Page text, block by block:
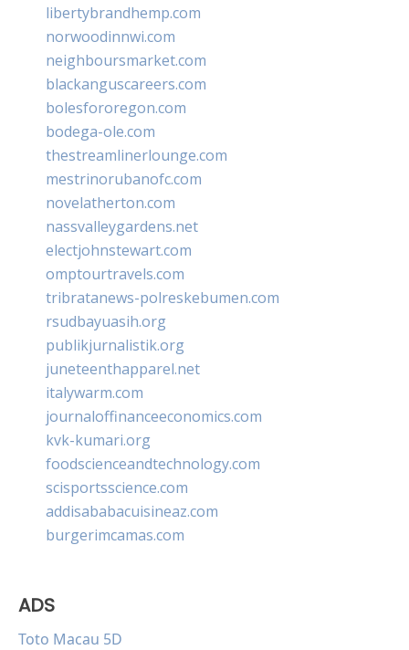
libertybrandhemp.com
norwoodinnwi.com
neighboursmarket.com
blackanguscareers.com
bolesfororegon.com
bodega-ole.com
thestreamlinerlounge.com
mestrinorubanofc.com
novelatherton.com
nassvalleygardens.net
electjohnstewart.com
omptourtravels.com
tribratanews-polreskebumen.com
rsudbayuasih.org
publikjurnalistik.org
juneteenthapparel.net
italywarm.com
journaloffinanceeconomics.com
kvk-kumari.org
foodscienceandtechnology.com
scisportsscience.com
addisababacuisineaz.com
burgerimcamas.com
ADS
Toto Macau 5D